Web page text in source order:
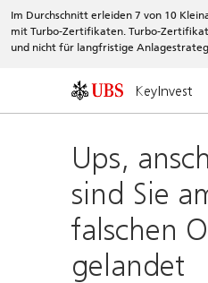
Im Durchschnitt erleiden 7 von 10
mit Turbo-Zertifikaten. Turbo-
und nicht für langfristige
KeyInvest
Ups,
sind Sie
falschen
gelandet